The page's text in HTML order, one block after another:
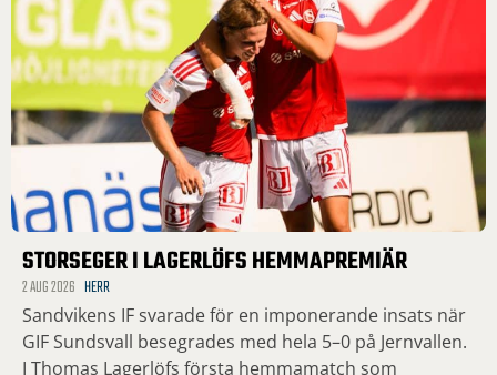
STORSEGER I LAGERLÖFS HEMMAPREMIÄR
2 AUG 2026 HERR
Sandvikens IF svarade för en imponerande insats när
GIF Sundsvall besegrades med hela 5–0 på Jernvallen.
I Thomas Lagerlöfs första hemmamatch som